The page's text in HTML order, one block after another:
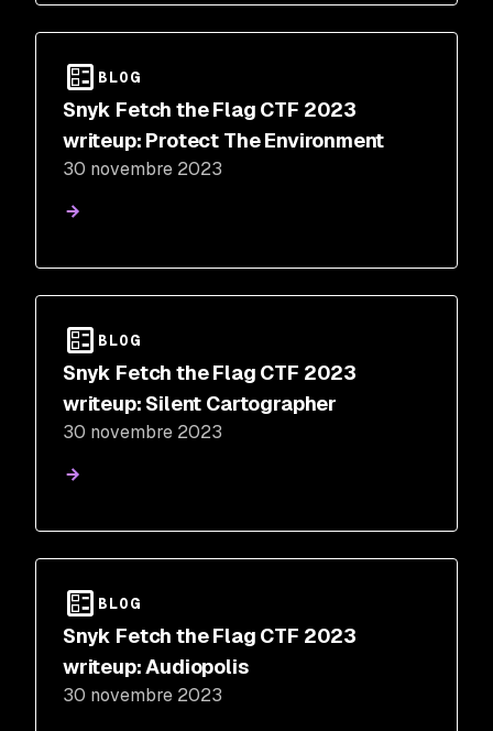
BLOG
Snyk Fetch the Flag CTF 2023
writeup: Protect The Environment
30 novembre 2023
BLOG
Snyk Fetch the Flag CTF 2023
writeup: Silent Cartographer
30 novembre 2023
BLOG
Snyk Fetch the Flag CTF 2023
writeup: Audiopolis
30 novembre 2023